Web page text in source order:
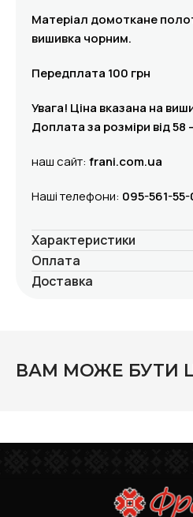
Матеріал домоткане
вишивка чорним.
Передплата 100 грн
Увага! Ціна вказана на
Доплата за розміри від 58
наш сайт: frani.com.ua
Наші телефони: 095-561-55-
Характеристики
Оплата
Доставка
ВАМ МОЖЕ БУТИ